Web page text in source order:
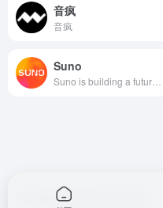
音疯
音疯
Suno
Copyright © 2026